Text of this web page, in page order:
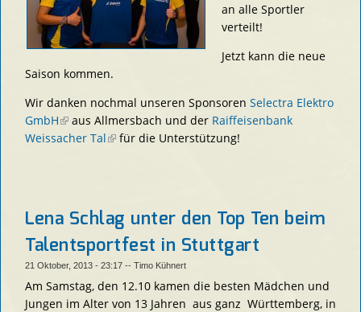
an alle Sportler
verteilt!
Jetzt kann die neue
Saison kommen.
Wir danken nochmal unseren Sponsoren Selectra Elektro
GmbH(link is external)
aus Allmersbach und der Raiffeisenbank
Weissacher Tal(link is external)
für die Unterstützung!
Lena Schlag unter den Top Ten beim
Talentsportfest in Stuttgart
21 Oktober, 2013 - 23:17 -- Timo Kühnert
Am Samstag, den 12.10 kamen die besten Mädchen und
Jungen im Alter von 13 Jahren aus ganz Württemberg, in